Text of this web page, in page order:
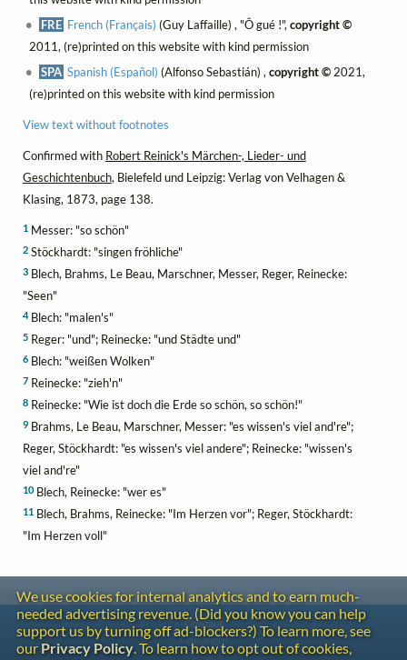
FRE French (Français) (Guy Laffaille) , "Ô gué !",copyright ©
2011, (re)printed on this website with kind permission
SPA Spanish (Español) (Alfonso Sebastián) ,copyright © 2021,
(re)printed on this website with kind permission
View text without footnotes
Confirmed with Robert Reinick's Märchen-, Lieder- und
Geschichtenbuch, Bielefeld und Leipzig: Verlag von Velhagen &
Klasing, 1873, page 138.
1Messer: "so schön"
2Stöckhardt: "singen fröhliche"
3Blech, Brahms, Le Beau, Marschner, Messer, Reger, Reinecke:
"Seen"
4Blech: "malen's"
5Reger: "und"; Reinecke: "und Städte und"
6Blech: "weißen Wolken"
7Reinecke: "zieh'n"
8Reinecke: "Wie ist doch die Erde so schön, so schön!"
9Brahms, Le Beau, Marschner, Messer: "es wissen's viel and're";
Reger, Stöckhardt: "es wissen's viel andere"; Reinecke: "wissen's
viel and're"
10Blech, Reinecke: "wer es"
11Blech, Brahms, Reinecke: "Im Herzen vor"; Reger, Stöckhardt:
"Im Herzen voll"
We use cookies for internal analytics and to earn much-
needed advertising revenue. (Did you know you can help
support us by turning off ad-blockers?) To learn more, see
our Privacy Policy. To learn how to opt out of cookies,
Contact
Copyright
Privacy